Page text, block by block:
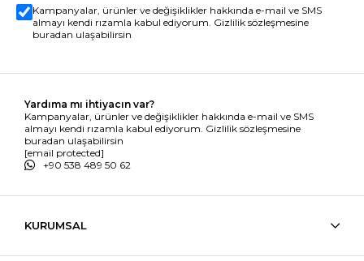
Kampanyalar, ürünler ve değişiklikler hakkında e-mail ve SMS
almayı kendi rızamla kabul ediyorum. Gizlilik sözleşmesine
buradan ulaşabilirsin
Yardıma mı ihtiyacın var?
Kampanyalar, ürünler ve değişiklikler hakkında e-mail ve SMS
almayı kendi rızamla kabul ediyorum. Gizlilik sözleşmesine
buradan ulaşabilirsin
[email protected]
+90 538 489 50 62
KURUMSAL